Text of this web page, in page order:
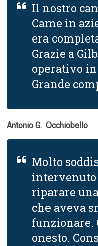
Il nostro
Came in
era
Grazie a
operativo
Grande
Antonio G.  Occhiobello
Molto
intervenuto
riparare
che aveva
funzionare.
onesto.